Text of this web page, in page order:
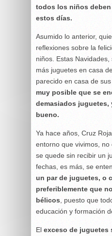
todos los niños
estos días.
Asumido lo anterior,
reflexiones sobre la
niños. Estas
más juguetes en casa
parecido en casa de
muy posible que se
demasiados juguetes,
bueno.
Ya hace años, Cruz
entorno que vivimos,
se quede sin recibir un
fechas, es más, se
un par de juguetes, o
preferiblemente que
bélicos , puesto que
educación y formación
El exceso de juguetes